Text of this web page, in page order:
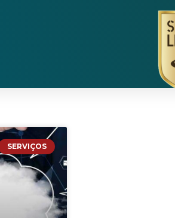
SERVIÇOS